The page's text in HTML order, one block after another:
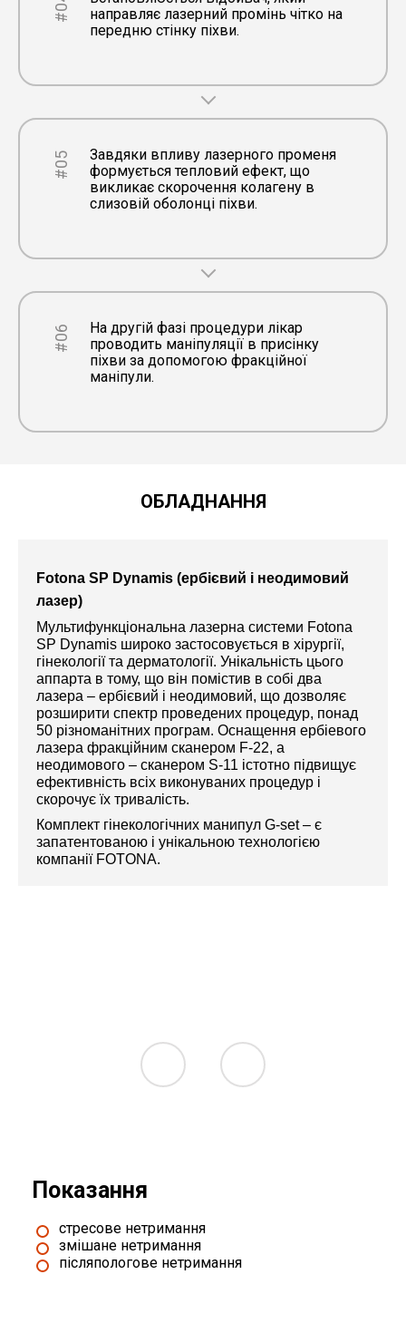
#04
направляє лазерний промінь чітко на
передню стінку піхви.
#05
Завдяки впливу лазерного променя
формується тепловий ефект, що
викликає скорочення колагену в
слизовій оболонці піхви.
#06
На другій фазі процедури лікар
проводить маніпуляції в присінку
піхви за допомогою фракційної
маніпули.
ОБЛАДНАННЯ
Fotona SP Dynamis (ербієвий і неодимовий
лазер)
Мультифункціональна лазерна системи Fotona
SP Dynamis широко застосовується в хірургії,
гінекології та дерматології. Унікальність цього
аппарта в тому, що він помістив в собі два
лазера – ербієвий і неодимовий, що дозволяє
розширити спектр проведених процедур, понад
50 різноманітних програм. Оснащення ербіевого
лазера фракційним сканером F-22, а
неодимового – сканером S-11 істотно підвищує
ефективність всіх виконуваних процедур і
скорочує їх тривалість.
Комплект гінекологічних манипул G-set – є
запатентованою і унікальною технологією
компанії FOTONA.
Показання
стресове нетримання
змішане нетримання
післяпологове нетримання